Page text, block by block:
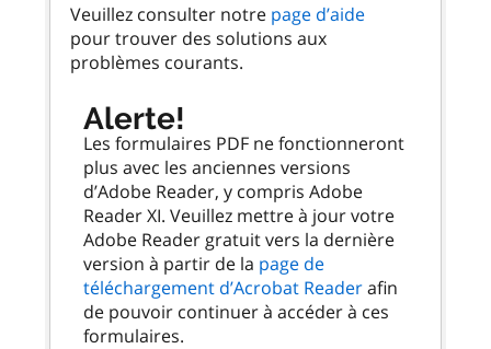
Veuillez consulter notre page d’aide
pour trouver des solutions aux
problèmes courants.
Alerte!
Les formulaires PDF ne fonctionneront
plus avec les anciennes versions
d’Adobe Reader, y compris Adobe
Reader XI. Veuillez mettre à jour votre
Adobe Reader gratuit vers la dernière
version à partir de la page de
téléchargement d’Acrobat Readerafin
de pouvoir continuer à accéder à ces
formulaires.